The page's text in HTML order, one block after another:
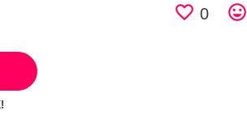
favorite_border 0 tag_faces